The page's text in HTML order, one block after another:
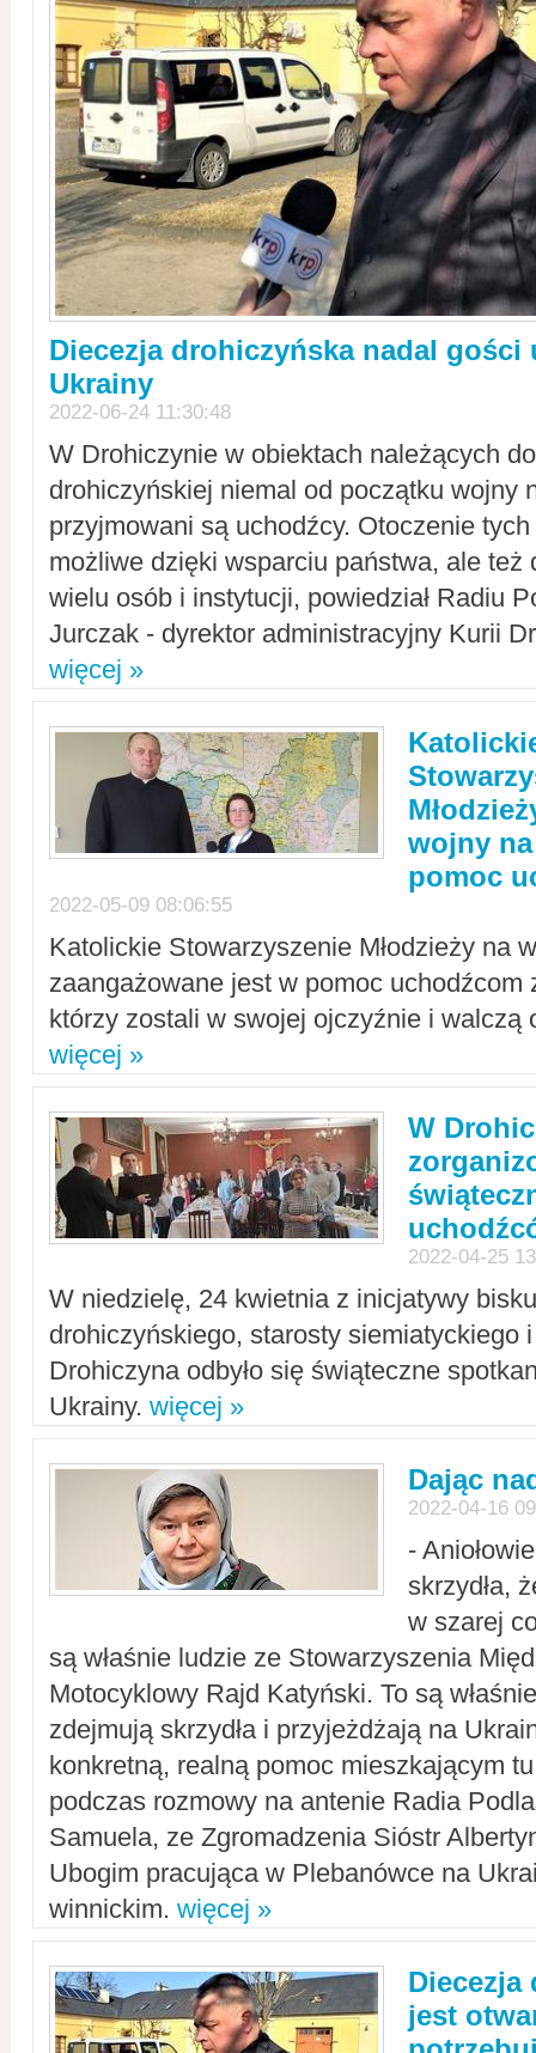
Diecezja drohiczyńska nadal gości
Ukrainy
2022-06-24 11:30:48
W Drohiczynie w obiektach należących
drohiczyńskiej niemal od początku wojny
przyjmowani są uchodźcy. Otoczenie
możliwe dzięki wsparciu państwa, ale też
wielu osób i instytucji, powiedział Radiu
Jurczak - dyrektor administracyjny Kurii
więcej »
wojny
pomoc
2022-05-09 08:06:55
Katolickie Stowarzyszenie Młodzieży na
zaangażowane jest w pomoc uchodźcom
którzy zostali w swojej ojczyźnie i walczą
więcej »
W
2022-04-25
W niedzielę, 24 kwietnia z inicjatywy
drohiczyńskiego, starosty siemiatyckiego
Drohiczyna odbyło się świąteczne
Ukrainy. więcej »
Dając
2022-04-16
-
skrzydła,
w szarej
są właśnie ludzie ze Stowarzyszenia
Motocyklowy Rajd Katyński. To są
zdejmują skrzydła i przyjeżdżają na
konkretną, realną pomoc mieszkającym
podczas rozmowy na antenie Radia
Samuela, ze Zgromadzenia Sióstr
Ubogim pracująca w Plebanówce na
winnickim. więcej »
Diecezja
jest